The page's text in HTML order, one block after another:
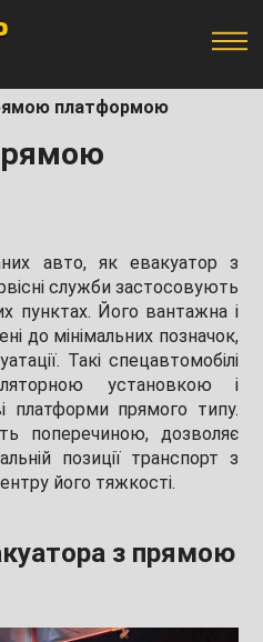
платформою
авто, як евакуатор з
служби застосовують
пунктах. Його вантажна і
до мінімальних позначок,
Такі спецавтомобілі
установкою і
платформи прямого типу.
поперечиною, дозволяє
позиції транспорт з
його тяжкості.
з прямою